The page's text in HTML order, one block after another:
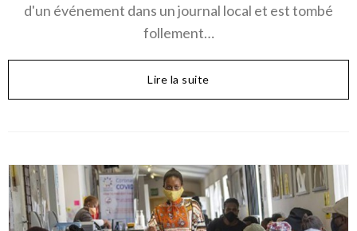
d'un événement dans un journal local et est tombé
follement…
Lire la suite